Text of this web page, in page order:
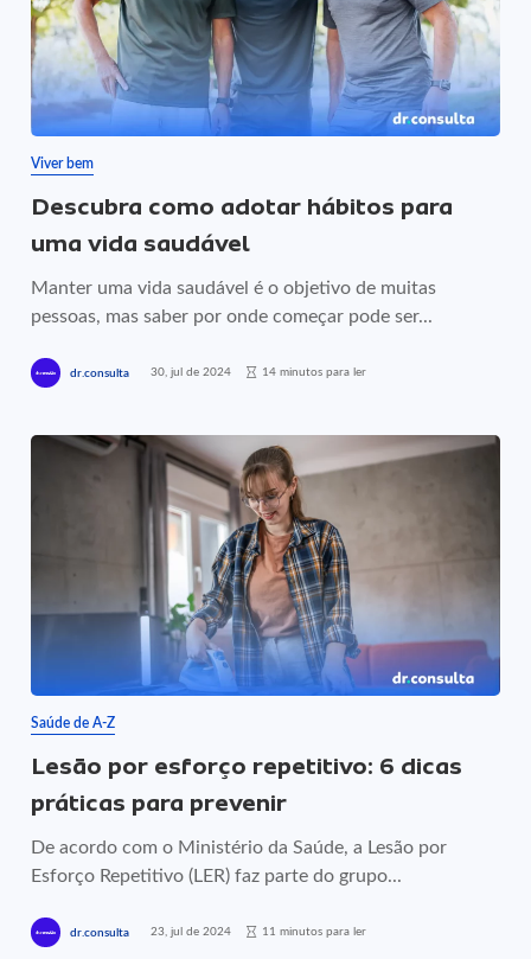
Viver bem
Descubra como adotar hábitos para
uma vida saudável
Manter uma vida saudável é o objetivo de muitas
pessoas, mas saber por onde começar pode ser...
dr.consulta 30, jul de 2024 14 minutos para ler
Saúde de A-Z
Lesão por esforço repetitivo: 6 dicas
práticas para prevenir
De acordo com o Ministério da Saúde, a Lesão por
Esforço Repetitivo (LER) faz parte do grupo...
dr.consulta 23, jul de 2024 11 minutos para ler